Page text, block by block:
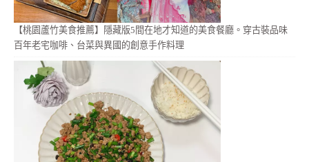
【桃園蘆竹美食推薦】隱藏版5間在地才知道的美食餐廳。穿古裝品味
百年老宅咖啡、台菜與異國的創意手作料理